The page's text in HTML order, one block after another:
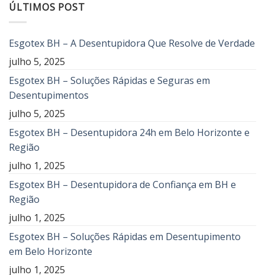
ÚLTIMOS POST
Esgotex BH – A Desentupidora Que Resolve de Verdade
julho 5, 2025
Esgotex BH – Soluções Rápidas e Seguras em
Desentupimentos
julho 5, 2025
Esgotex BH – Desentupidora 24h em Belo Horizonte e
Região
julho 1, 2025
Esgotex BH – Desentupidora de Confiança em BH e
Região
julho 1, 2025
Esgotex BH – Soluções Rápidas em Desentupimento
em Belo Horizonte
julho 1, 2025